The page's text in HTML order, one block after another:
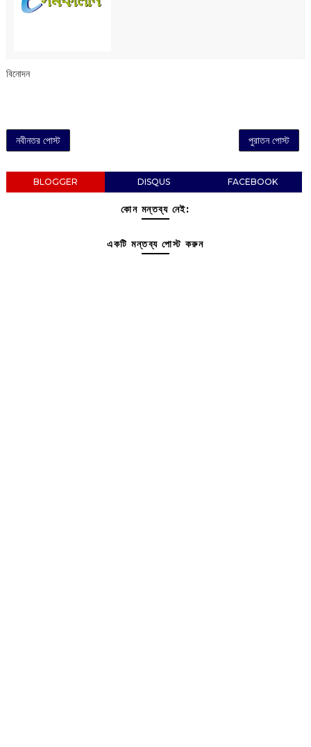
বিনোদন
নবীনতর পোস্ট পুরাতন পোস্ট
BLOGGER DISQUS FACEBOOK
কোন মন্তব্য নেই:
একটি মন্তব্য পোস্ট করুন